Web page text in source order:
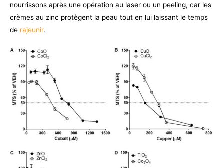
nourrissons après une opération au laser ou un peeling, car les
crèmes au zinc protègent la peau tout en lui laissant le temps
de rajeunir.